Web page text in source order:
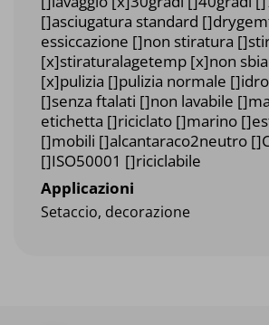
[]asciugatura standard
essiccazione []non stiratura
[x]stiraturalagetemp [x]non
[x]pulizia []pulizia normale
[]senza ftalati []non lavabile
etichetta []riciclato []marino
[]mobili []alcantaraco2neutro
[]ISO50001 []riciclabile
Applicazioni
Setaccio, decorazione